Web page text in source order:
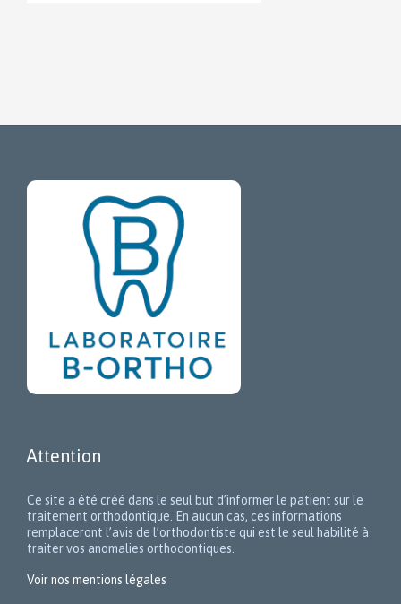
Attention
Ce site a été créé dans le seul but d’informer le patient sur le
traitement orthodontique. En aucun cas, ces informations
remplaceront l’avis de l’orthodontiste qui est le seul habilité à
traiter vos anomalies orthodontiques.
Voir nos mentions légales